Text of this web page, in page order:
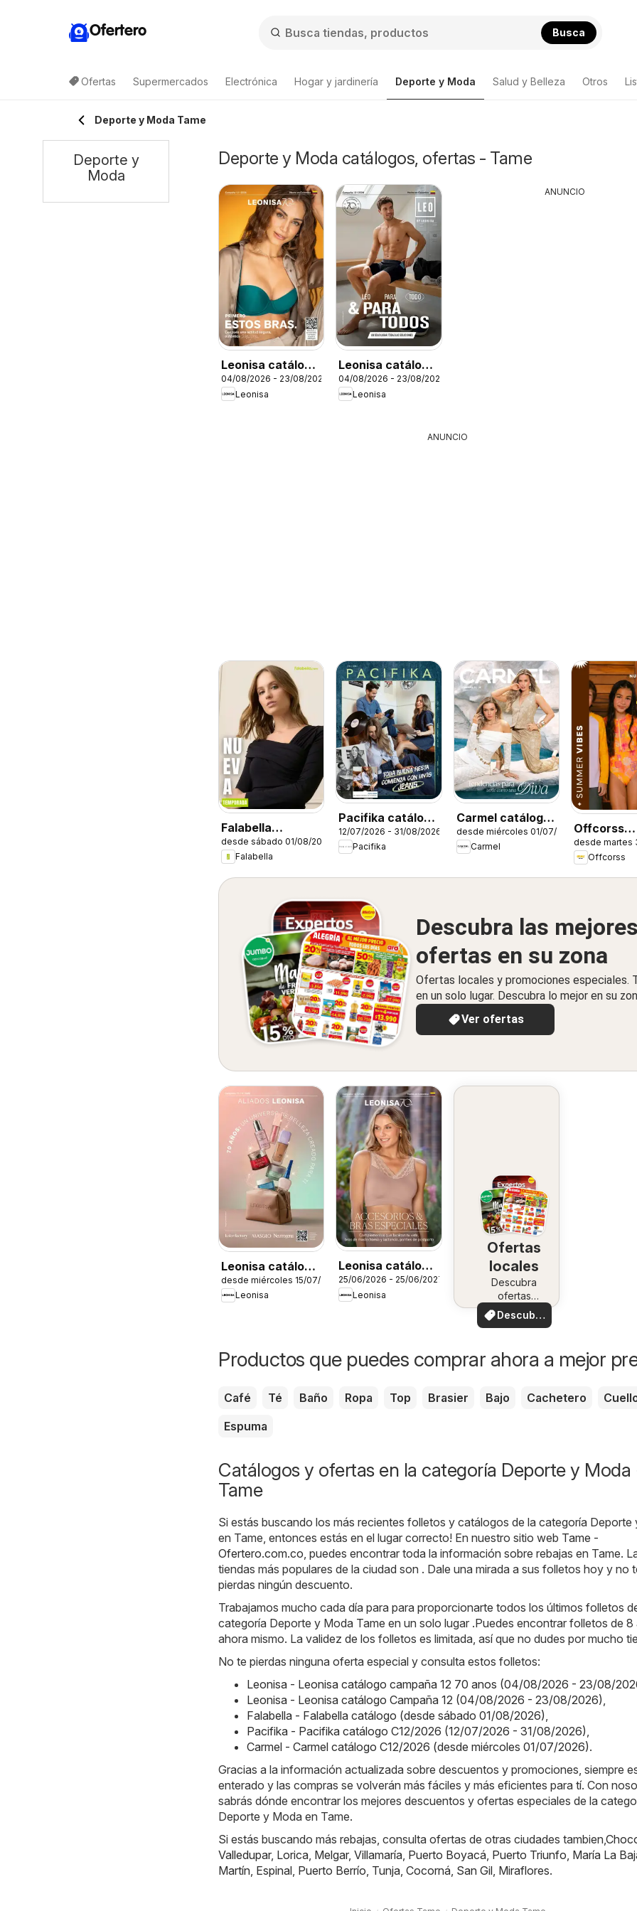
Ofertero Busca
Ofertas Supermercados Electrónica Hogar y jardinería Deporte y Moda Salud y Belleza Otros
Deporte y Moda Tame
Deporte y Moda catálogos, ofertas - Tame
Leonisa catálogo
campaña 12 70
anos
04/08/2026 - 23/08/2026
Leonisa
Leonisa catálogo
Campaña 12
04/08/2026 - 23/08/2026
Leonisa
ANUNCIO
ANUNCIO
Falabella
catálogo
desde sábado 01/08/2026
Falabella
Pacifika catálogo
C12/2026
12/07/2026 - 31/08/2026
Pacifika
Carmel catálogo
C12/2026
desde miércoles 01/07/2026
Carmel
Offcorss
catálogo
desde martes
Offcorss
Descubra las mejores
ofertas en su zona
Ofertas locales y promociones especiales.
en un solo lugar. Descubra lo mejor en su
Ver ofertas
Leonisa catálogo
aliados
desde miércoles 15/07/2026
Leonisa
Leonisa catálogo
Campaña 10
25/06/2026 - 25/06/2027
Leonisa
Ofertas
locales
Descubra
ofertas
especiales
Descubre
ofertas
Productos que puedes comprar ahora a mejor
Café Té Baño Ropa Top Brasier Bajo Cachetero
Espuma
Catálogos y ofertas en la categoría Deporte y Moda
Tame
Si estás buscando los más recientes folletos y catálogos de la categoría Deporte
en Tame, entonces estás en el lugar correcto! En nuestro sitio web Tame -
Ofertero.com.co , puedes encontrar toda la información sobre rebajas en Tame.
tiendas más populares de la ciudad son . Dale una mirada a sus folletos hoy y no
pierdas ningún descuento.
Trabajamos mucho cada día para para proporcionarte todos los últimos folletos
categoría Deporte y Moda Tame en un solo lugar .Puedes encontrar folletos de 8
ahora mismo. La validez de los folletos es limitada, así que no dudes por mucho
No te pierdas ninguna oferta especial y consulta estos folletos:
Leonisa - Leonisa catálogo campaña 12 70 anos (04/08/2026 - 23/08/
Leonisa - Leonisa catálogo Campaña 12 (04/08/2026 - 23/08/2026)
Falabella - Falabella catálogo (desde sábado 01/08/2026)
Pacifika - Pacifika catálogo C12/2026 (12/07/2026 - 31/08/2026)
Carmel - Carmel catálogo C12/2026 (desde miércoles 01/07/2026).
Gracias a la información actualizada sobre descuentos y promociones, siempre
enterado y las compras se volverán más fáciles y más eficientes para tí. Con
sabrás dónde encontrar los mejores descuentos y ofertas especiales de la
Deporte y Moda en Tame.
Si estás buscando más rebajas, consulta ofertas de otras ciudades tambien,
Valledupar, Lorica Melgar, Villamaría Puerto Boyacá Puerto Triunfo María La
Martín Espinal Puerto Berrío Tunja Cocorná San Gil Miraflores.
Deporte y
Moda